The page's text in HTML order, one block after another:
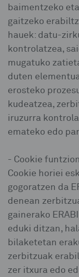
baimentzeko
gaitzeko
hauek: datu-
kontrolatzea,
mugatuko
duten
erosteko
kudeatzea,
iruzurra
emateko edo
- Cookie
Cookie horiei
gogoratzen da
denean
gainerako
eduki ditzan,
bilaketetan
zerbitzuak
zer itxura edo